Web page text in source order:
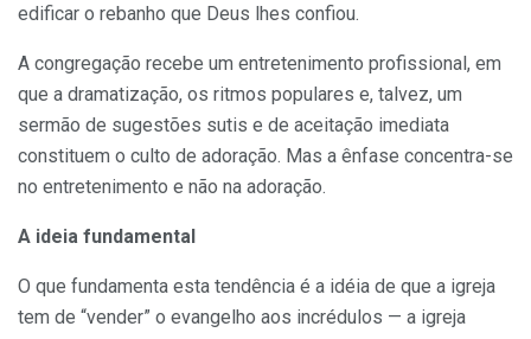
edificar o rebanho que Deus lhes confiou.
A congregação recebe um entretenimento profissional, em
que a dramatização, os ritmos populares e, talvez, um
sermão de sugestões sutis e de aceitação imediata
constituem o culto de adoração. Mas a ênfase concentra-se
no entretenimento e não na adoração.
A ideia fundamental
O que fundamenta esta tendência é a idéia de que a igreja
tem de “vender” o evangelho aos incrédulos — a igreja